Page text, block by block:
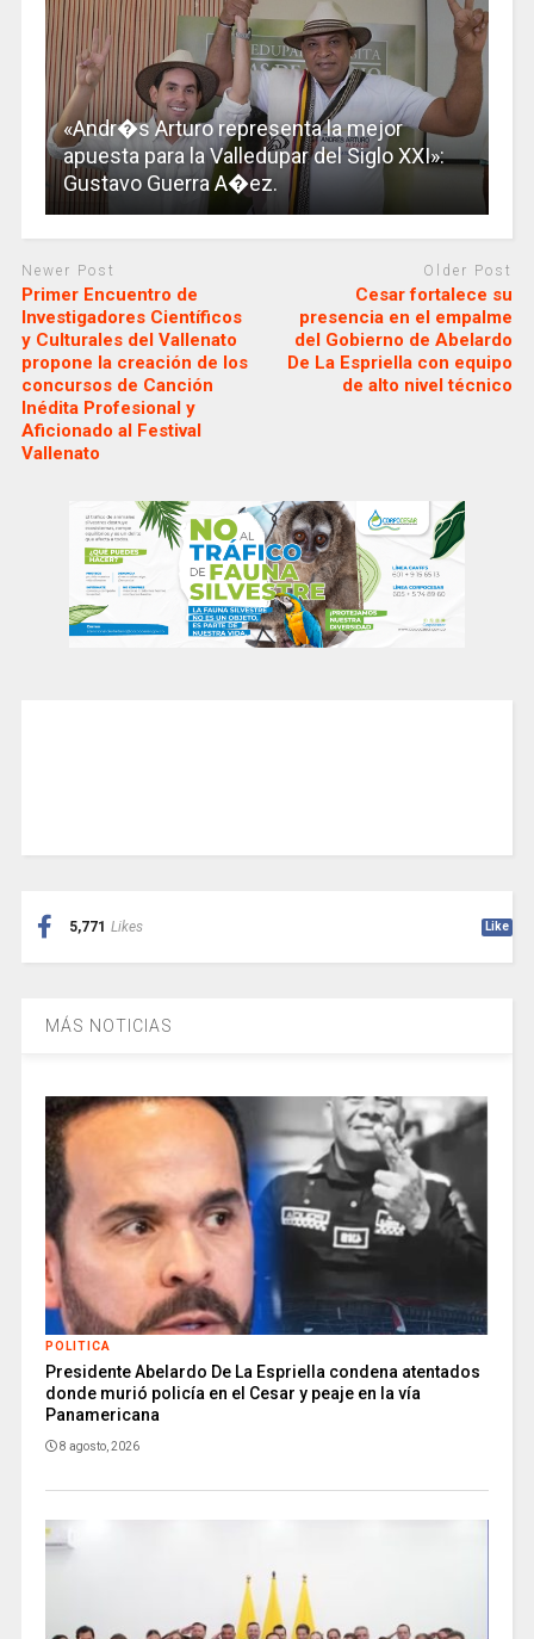
«Andr�s Arturo representa la mejor
apuesta para la Valledupar del Siglo XXI»:
Gustavo Guerra A�ez.
Newer Post
Primer Encuentro de
Investigadores Científicos
y Culturales del Vallenato
propone la creación de los
concursos de Canción
Inédita Profesional y
Aficionado al Festival
Vallenato
Older Post
Cesar fortalece su
presencia en el empalme
del Gobierno de Abelardo
De La Espriella con equipo
de alto nivel técnico
5,771 Likes Like
MÁS NOTICIAS
POLITICA
Presidente Abelardo De La Espriella condena atentados
donde murió policía en el Cesar y peaje en la vía
Panamericana
8 agosto, 2026